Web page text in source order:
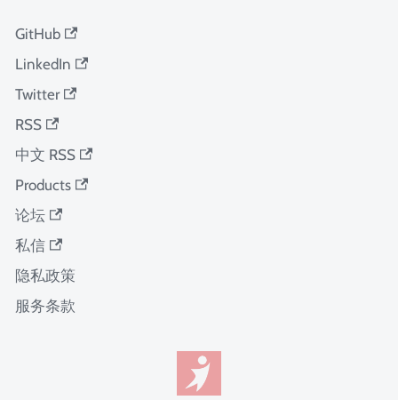
GitHub
LinkedIn
Twitter
RSS
中文 RSS
Products
论坛
私信
隐私政策
服务条款